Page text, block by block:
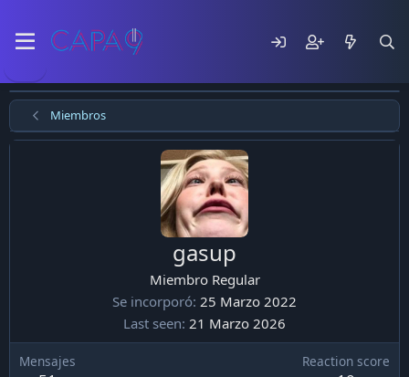
Miembros
gasup
Miembro Regular
Se incorporó 25 Marzo 2022
Last seen 21 Marzo 2026
Mensajes Reaction score